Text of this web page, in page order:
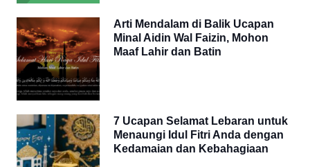
Arti Mendalam di Balik Ucapan
Minal Aidin Wal Faizin, Mohon
Maaf Lahir dan Batin
7 Ucapan Selamat Lebaran untuk
Menaungi Idul Fitri Anda dengan
Kedamaian dan Kebahagiaan